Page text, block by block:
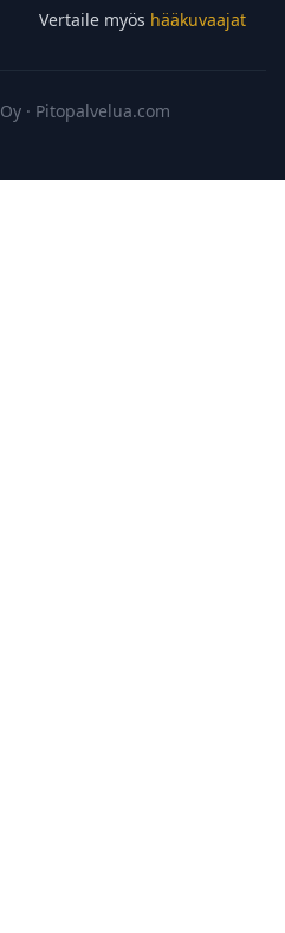
Vertaile myös hääkuvaajat
· Pitopalvelua.com